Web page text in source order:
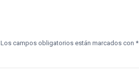
Los campos obligatorios están marcados con *